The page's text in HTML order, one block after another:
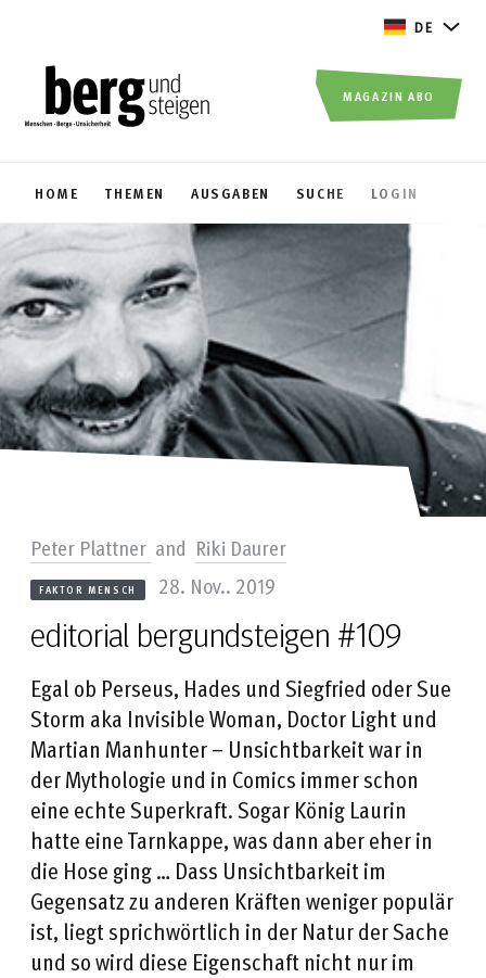
DE
HOME THEMEN AUSGABEN SUCHE LOGIN
MAGAZIN ABO
editorial bergundsteigen #109
FAKTOR MENSCH 28. Nov.. 2019
Peter Plattner and Riki Daurer
Egal ob Perseus, Hades und Siegfried oder Sue
Storm aka Invisible Woman, Doctor Light und
Martian Manhunter – Unsichtbarkeit war in
der Mythologie und in Comics immer schon
eine echte Superkraft. Sogar König Laurin
hatte eine Tarnkappe, was dann aber eher in
die Hose ging … Dass Unsichtbarkeit im
Gegensatz zu anderen Kräften weniger populär
ist, liegt sprichwörtlich in der Natur der Sache
und so wird diese Eigenschaft nicht nur im